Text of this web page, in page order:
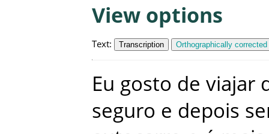
View options
Text: Transcription Orthographically
Eu gosto de viajar
seguro e depois